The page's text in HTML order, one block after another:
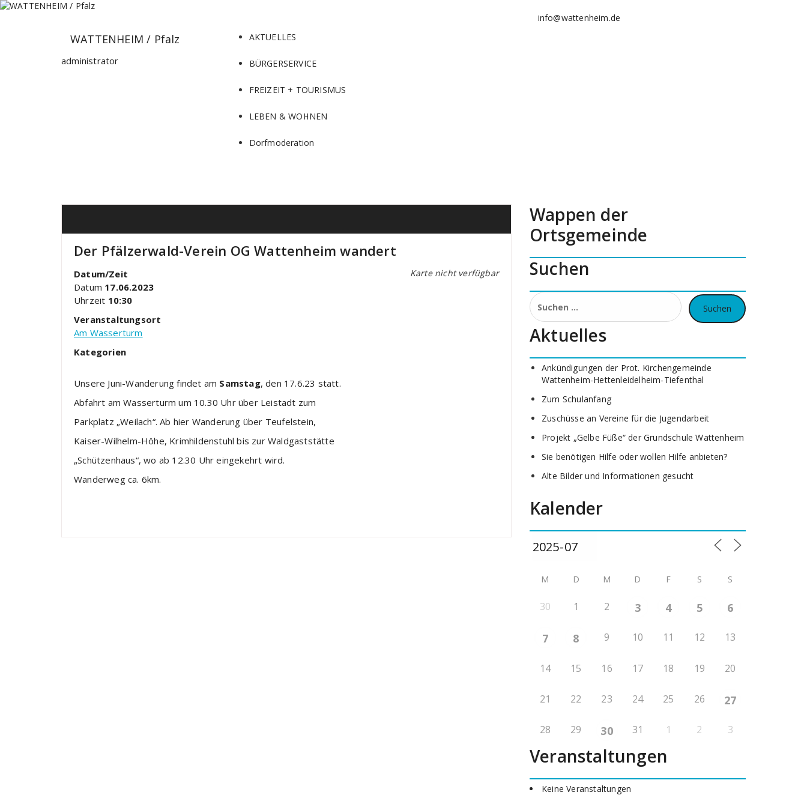
Zum
info@wattenheim.de
WATTENHEIM / Pfalz
administrator
AKTUELLES
BÜRGERSERVICE
FREIZEIT + TOURISMUS
LEBEN & WOHNEN
Dorfmoderation
Der Pfälzerwald-Verein OG Wattenheim wandert
Karte nicht verfügbar
Datum/Zeit
Datum 17.06.2023
Uhrzeit 10:30
Veranstaltungsort
Am Wasserturm
Kategorien
Unsere Juni-Wanderung findet am Samstag, den 17.6.23 statt.
Abfahrt am Wasserturm um 10.30 Uhr über Leistadt zum
Parkplatz „Weilach“. Ab hier Wanderung über Teufelstein,
Kaiser-Wilhelm-Höhe, Krimhildenstuhl bis zur Waldgaststätte
„Schützenhaus“, wo ab 12.30 Uhr eingekehrt wird.
Wanderweg ca. 6km.
Wappen der
Ortsgemeinde
Suchen
Suchen
nach:
Aktuelles
Ankündigungen der Prot. Kirchengemeinde
Wattenheim-Hettenleidelheim-Tiefenthal
Zum Schulanfang
Zuschüsse an Vereine für die Jugendarbeit
Projekt „Gelbe Füße“ der Grundschule Wattenheim
Sie benötigen Hilfe oder wollen Hilfe anbieten?
Alte Bilder und Informationen gesucht
Kalender
M D M D F S S
30 1 2 3 4 5 6
7 8 9 10 11 12 13
14 15 16 17 18 19 20
21 22 23 24 25 26 27
28 29 30 31 1 2 3
Veranstaltungen
Keine Veranstaltungen